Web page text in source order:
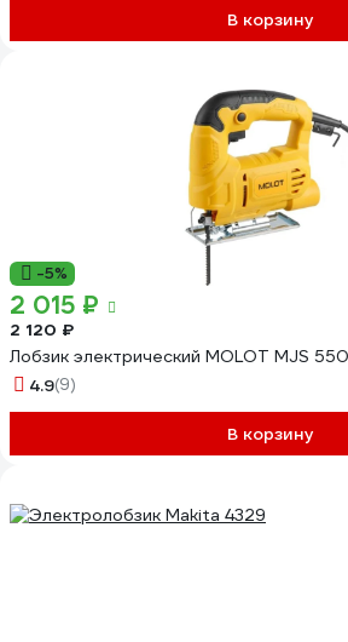
В корзину
-5%
2 015 ₽
2 120 ₽
Лобзик электрический MOLOT MJS
4.9(9)
В корзину